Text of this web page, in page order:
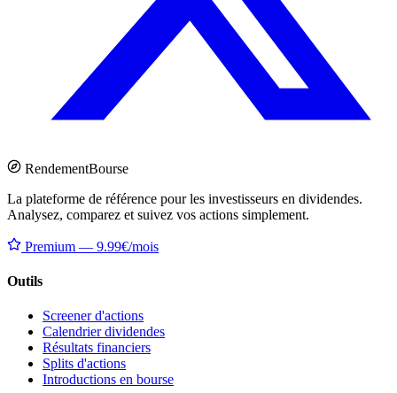
RendementBourse
La plateforme de référence pour les investisseurs en dividendes.
Analysez, comparez et suivez vos actions simplement.
Premium — 9.99€/mois
Outils
Screener d'actions
Calendrier dividendes
Résultats financiers
Splits d'actions
Introductions en bourse